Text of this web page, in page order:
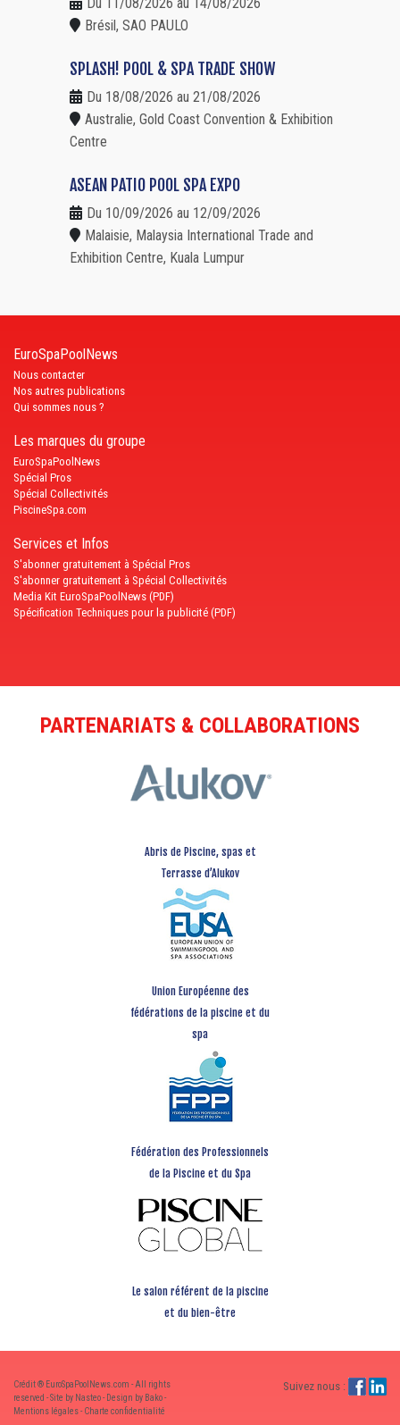
Brésil, SAO PAULO
SPLASH! POOL & SPA TRADE SHOW
Du 18/08/2026 au 21/08/2026
Australie, Gold Coast Convention & Exhibition
Centre
ASEAN PATIO POOL SPA EXPO
Du 10/09/2026 au 12/09/2026
Malaisie, Malaysia International Trade and
Exhibition Centre, Kuala Lumpur
EuroSpaPoolNews
Nous contacter
Nos autres publications
Qui sommes nous ?
Les marques du groupe
EuroSpaPoolNews
Spécial Pros
Spécial Collectivités
PiscineSpa.com
Services et Infos
S'abonner gratuitement à Spécial Pros
S'abonner gratuitement à Spécial Collectivités
Media Kit EuroSpaPoolNews (PDF)
Spécification Techniques pour la publicité (PDF)
PARTENARIATS & COLLABORATIONS
Abris de Piscine, spas et
Terrasse d’Alukov
Union Européenne des
fédérations de la piscine et du
spa
Fédération des Professionnels
de la Piscine et du Spa
Le salon référent de la piscine
et du bien-être
Crédit ® EuroSpaPoolNews.com - All rights
reserved - Site by Nasteo - Design by Bako -
Mentions légales-Charte confidentialité
Suivez nous :